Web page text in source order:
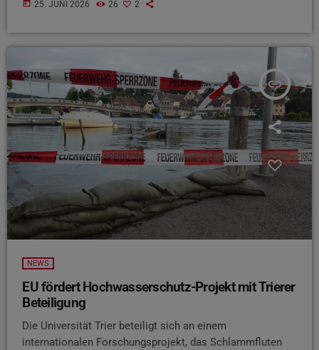
today 25. JUNI 2026 26 2
insert_link
NEWS
EU fördert Hochwasserschutz-Projekt mit Trierer
Beteiligung
Die Universität Trier beteiligt sich an einem
internationalen Forschungsprojekt, das Schlammfluten